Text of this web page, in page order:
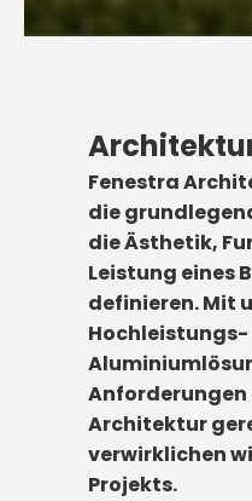
Fenestra
die
die Ästhetik,
Leistung eines
definieren. Mit
Hochleistungs-
Anforderungen
Architektur
verwirklichen
Projekts.